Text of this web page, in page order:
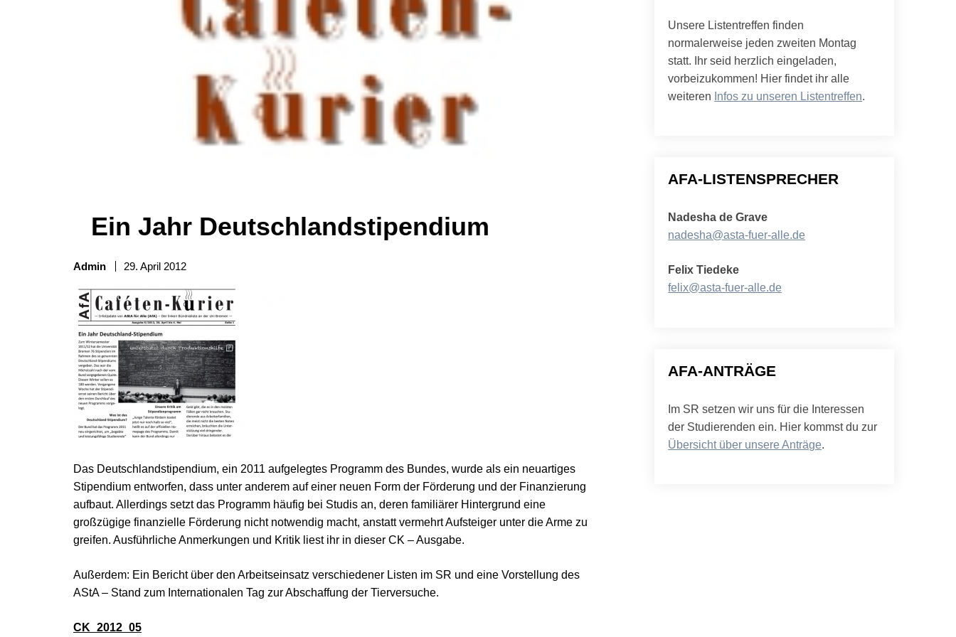
Ein Jahr Deutschlandstipendium
Admin 29. April 2012
Das Deutschlandstipendium, ein 2011 aufgelegtes Programm des Bundes, wurde als ein neuartiges
Stipendium entworfen, dass unter anderem auf einer neuen Form der Förderung und der Finanzierung
aufbaut. Allerdings setzt das Programm häufig bei Studis an, deren familiärer Hintergrund eine
großzügige finanzielle Förderung nicht notwendig macht, anstatt vermehrt Aufsteiger unter die Arme zu
greifen. Ausführliche Anmerkungen und Kritik liest ihr in dieser CK – Ausgabe.
Außerdem: Ein Bericht über den Arbeitseinsatz verschiedener Listen im SR und eine Vorstellung des
AStA – Stand zum Internationalen Tag zur Abschaffung der Tierversuche.
CK_2012_05
Unsere Listentreffen finden
normalerweise jeden zweiten Montag
statt. Ihr seid herzlich eingeladen,
vorbeizukommen! Hier findet ihr alle
weiteren Infos zu unseren Listentreffen.
AFA-LISTENSPRECHER
Nadesha de Grave
nadesha@asta-fuer-alle.de
Felix Tiedeke
felix@asta-fuer-alle.de
AFA-ANTRÄGE
Im SR setzen wir uns für die Interessen
der Studierenden ein. Hier kommst du zur
Übersicht über unsere Anträge.